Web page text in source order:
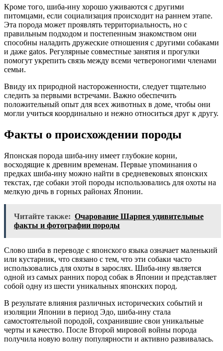
Кроме того, шиба-ину хорошо уживаются с другими
питомцами, если социализация происходит на раннем этапе.
Эта порода может проявлять территориальность, но с
правильным подходом и постепенным знакомством они
способны наладить дружеские отношения с другими собаками
и даже gatos. Регулярные совместные занятия и прогулки
помогут укрепить связь между всеми четвероногими членами
семьи.
Ввиду их природной настороженности, следует тщательно
следить за первыми встречами. Важно обеспечить
положительный опыт для всех животных в доме, чтобы они
могли учиться координально и нежно относиться друг к другу.
Факты о происхождении породы
Японская порода шиба-ину имеет глубокие корни,
восходящие к древним временам. Первые упоминания о
предках шиба-ину можно найти в средневековых японских
текстах, где собаки этой породы использовались для охоты на
мелкую дичь в горных районах Японии.
Читайте также: Очарование Шарпея удивительные
факты и фотографии породы
Слово шиба в переводе с японского языка означает маленький
или кустарник, что связано с тем, что эти собаки часто
использовались для охоты в зарослях. Шиба-ину является
одной из самых ранних пород собак в Японии и представляет
собой одну из шести уникальных японских пород.
В результате влияния различных исторических событий и
изоляции Японии в период Эдо, шиба-ину стала
самостоятельной породой, сохранившие свои уникальные
черты и качество. После Второй мировой войны порода
получила новую волну популярности и активно развивалась.